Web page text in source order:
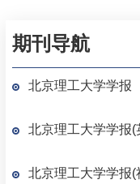
期刊导航
北京理工大学学报
北京理工大学学报(
北京理工大学学报(